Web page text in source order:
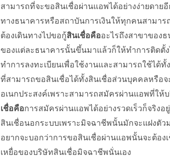
สามารถที่จะขอสินเชื่อผ่านแอพได้อย่างง่ายดาย
ทางธนาคารหรือสถาบันการเงินให้ทุกคนสามา
ต้องเดินทางไปขอกู้สินเชื่อคืออะไรถึงสาขาของ
ของแต่ละธนาคารนั้นขึ้นมาแล้วก็ให้ทำการติดตั้
ทำการลงทะเบียนเพื่อใช้งานและสามารถใช้ได้
ที่สามารถขอสินเชื่อได้ทั้งสินเชื่อส่วนบุคคลหรือ
อเนกประสงค์เพราะสามารถสมัครผ่านแอพที่ให้
เชื่อคือการสมัครผ่านแอพได้อย่างรวดเร็วก็จริง
สินเชื่อนอกระบบเพราะมิจฉาชีพนั้นมักจะแฝงตั
อยากจะบอกว่าการขอสินเชื่อผ่านแอพนั้นจะต้อง
เหยื่อของบริษัทสินเชื่อมิจฉาชีพนั่นเอง